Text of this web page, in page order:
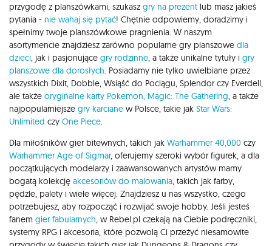
przygodę z planszówkami, szukasz gry na prezent lub masz jakieś
pytania - nie wahaj się pytać! Chętnie odpowiemy, doradzimy i
spełnimy twoje planszówkowe pragnienia. W naszym
asortymencie znajdziesz zarówno popularne gry planszowe dla
dzieci, jak i pasjonujące gry rodzinne, a także unikalne tytuły i gry
planszowe dla dorosłych. Posiadamy nie tylko uwielbiane przez
wszystkich Dixit, Dobble, Wsiąść do Pociągu, Splendor czy Everdell,
ale także oryginalne karty Pokemon, Magic: The Gathering, a także
najpopularniejsze gry karciane w Polsce, takie jak Star Wars:
Unlimited czy One Piece.
Dla miłośników gier bitewnych, takich jak Warhammer 40,000 czy
Warhammer Age of Sigmar, oferujemy szeroki wybór figurek, a dla
początkujących modelarzy i zaawansowanych artystów mamy
bogatą kolekcję akcesoriów do malowania, takich jak farby,
pędzle, palety i wiele więcej. Znajdziesz u nas wszystko, czego
potrzebujesz, aby rozpocząć i rozwijać swoje hobby. Jeśli jesteś
fanem gier fabularnych, w Rebel.pl czekają na Ciebie podręczniki,
systemy RPG i akcesoria, które pozwolą Ci przeżyć niesamowite